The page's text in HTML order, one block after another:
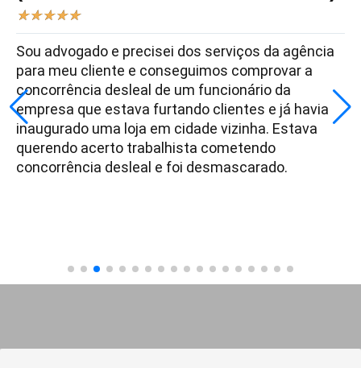
★★★★★
Sou advogado e precisei dos serviços da agência
para meu cliente e conseguimos comprovar a
concorrência desleal de um funcionário da
empresa que estava furtando clientes e já havia
inaugurado uma loja em cidade vizinha. Estava
querendo acerto trabalhista cometendo
concorrência desleal e foi desmascarado.